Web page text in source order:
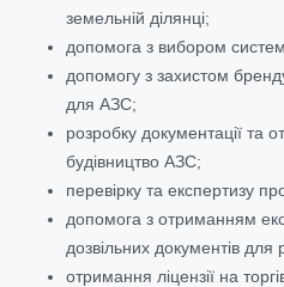
земельній ділянці;
допомога з вибором
допомогу з захистом
для АЗС;
розробку документації та
будівництво АЗС;
перевірку та експертизу
допомога з отриманням
дозвільних документів
отримання ліцензії на